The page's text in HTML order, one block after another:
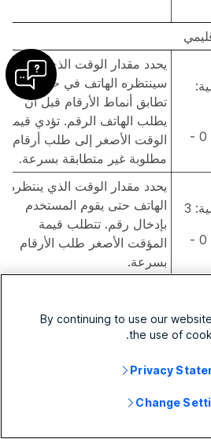
خيارات: 0 -
يحدد مقدار الوقت الذي
سينتظره الهاتف في حالة عدم
تطابق أنماط الأرقام قبل أن
يطلب الهاتف الرقم. تؤدي قيمة
الوقت الأصغر إلى طلب أرقام
مطلوبة غير متطابقة بسرعة.
3
خيارات: 0 -
يحدد مقدار الوقت الذي ينتظره
الهاتف حتى يقوم المستخدم
بإدخال رقم. تتطلب قيمة
المؤقت الأصغر طلب الأرقام
بسرعة.
لتعيين لغة العرض للهاتف.
ستحل هذه القيمة محل القيمة
الموقع المتوفر.
المدعومة، راجع
By continuing to use our
the use of
Privacy
Change